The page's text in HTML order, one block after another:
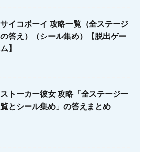
サイコボーイ 攻略一覧（全ステージ
の答え）（シール集め）【脱出ゲー
ム】
ストーカー彼女 攻略「全ステージ一
覧とシール集め」の答えまとめ